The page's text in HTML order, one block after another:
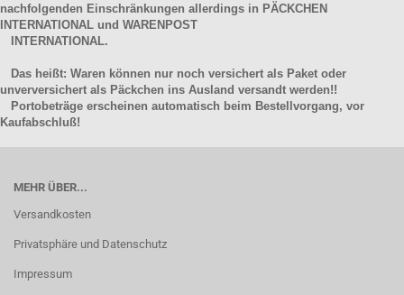
nachfolgenden Einschränkungen allerdings in PÄCKCHEN
INTERNATIONAL und WARENPOST
INTERNATIONAL.
Das heißt: Waren können nur noch versichert als Paket oder
unverversichert als Päckchen ins Ausland versandt werden!!
Portobeträge erscheinen automatisch beim Bestellvorgang, vor
Kaufabschluß!
MEHR ÜBER...
Versandkosten
Privatsphäre und Datenschutz
Impressum